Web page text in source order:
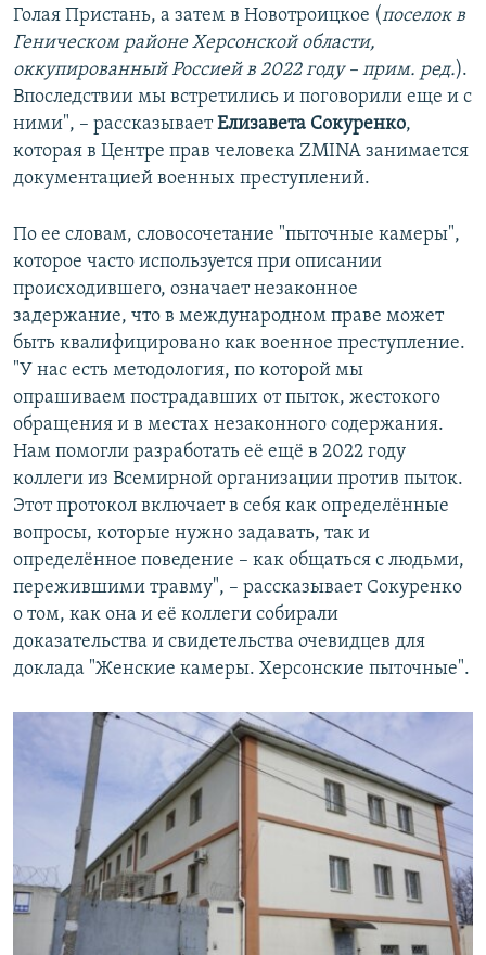
Голая Пристань, а затем в Новотроицкое (поселок в
Геническом районе Херсонской области,
оккупированный Россией в 2022 году – прим. ред.).
Впоследствии мы встретились и поговорили еще и с
ними", – рассказываетЕлизавета Сокуренко,
которая в Центре прав человека ZMINA занимается
документацией военных преступлений.
По ее словам, словосочетание "пыточные камеры",
которое часто используется при описании
происходившего, означает незаконное
задержание, что в международном праве может
быть квалифицировано как военное преступление.
"У нас есть методология, по которой мы
опрашиваем пострадавших от пыток, жестокого
обращения и в местах незаконного содержания.
Нам помогли разработать её ещё в 2022 году
коллеги из Всемирной организации против пыток.
Этот протокол включает в себя как определённые
вопросы, которые нужно задавать, так и
определённое поведение – как общаться с людьми,
пережившими травму", – рассказывает Сокуренко
о том, как она и её коллеги собирали
доказательства и свидетельства очевидцев для
доклада "Женские камеры. Херсонские пыточные".